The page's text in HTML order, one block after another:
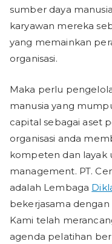
sumber daya
karyawan mereka
yang memainkan
organisasi.
Maka perlu
manusia yang
capital sebagai aset
organisasi anda
kompeten dan layak
management. PT.
adalah Lembaga
bekerjasama dengan
Kami telah
agenda pelatihan